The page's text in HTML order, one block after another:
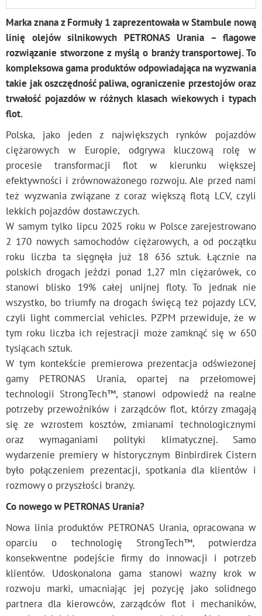
Marka znana z Formuły 1 zaprezentowała w Stambule nową
linię olejów silnikowych PETRONAS Urania – flagowe
rozwiązanie stworzone z myślą o branży transportowej. To
kompleksowa gama produktów odpowiadająca na wyzwania
takie jak oszczędność paliwa, ograniczenie przestojów oraz
trwałość pojazdów w różnych klasach wiekowych i typach
flot.
Polska, jako jeden z największych rynków pojazdów
ciężarowych w Europie, odgrywa kluczową rolę w
procesie transformacji flot w kierunku większej
efektywności i zrównoważonego rozwoju. Ale przed nami
też wyzwania związane z coraz większą flotą LCV, czyli
lekkich pojazdów dostawczych.
W samym tylko lipcu 2025 roku w Polsce zarejestrowano
2 170 nowych samochodów ciężarowych, a od początku
roku liczba ta sięgnęła już 18 636 sztuk. Łącznie na
polskich drogach jeździ ponad 1,27 mln ciężarówek, co
stanowi blisko 19% całej unijnej floty. To jednak nie
wszystko, bo triumfy na drogach święcą też pojazdy LCV,
czyli light commercial vehicles. PZPM przewiduje, że w
tym roku liczba ich rejestracji może zamknąć się w 650
tysiącach sztuk.
W tym kontekście premierowa prezentacja odświeżonej
gamy PETRONAS Urania, opartej na przełomowej
technologii StrongTech™, stanowi odpowiedź na realne
potrzeby przewoźników i zarządców flot, którzy zmagają
się ze wzrostem kosztów, zmianami technologicznymi
oraz wymaganiami polityki klimatycznej. Samo
wydarzenie premiery w historycznym Binbirdirek Cistern
było połączeniem prezentacji, spotkania dla klientów i
rozmowy o przyszłości branży.
Co nowego w PETRONAS Urania?
Nowa linia produktów PETRONAS Urania, opracowana w
oparciu o technologię StrongTech™, potwierdza
konsekwentne podejście firmy do innowacji i potrzeb
klientów. Udoskonalona gama stanowi ważny krok w
rozwoju marki, umacniając jej pozycję jako solidnego
partnera dla kierowców, zarządców flot i mechaników,